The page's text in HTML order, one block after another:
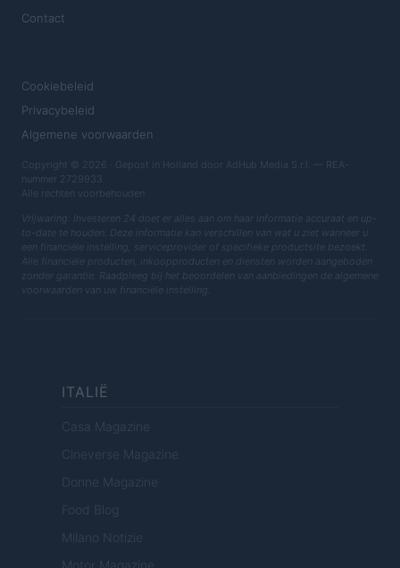
Contact
Cookiebeleid
Privacybeleid
Algemene voorwaarden
Copyright © 2026 · Gepost in Holland door AdHub Media S.r.l. — REA-
nummer 2729933
Alle rechten voorbehouden
Vrijwaring: Investeren 24 doet er alles aan om haar informatie accuraat en up-
to-date te houden. Deze informatie kan verschillen van wat u ziet wanneer u
een financiële instelling, serviceprovider of specifieke productsite bezoekt.
Alle financiële producten, inkoopproducten en diensten worden aangeboden
zonder garantie. Raadpleeg bij het beoordelen van aanbiedingen de algemene
voorwaarden van uw financiële instelling.
ITALIË
Casa Magazine
Cineverse Magazine
Donne Magazine
Food Blog
Milano Notizie